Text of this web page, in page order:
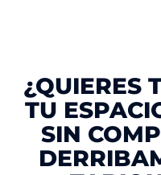
¿QUIERES
TU
SIN